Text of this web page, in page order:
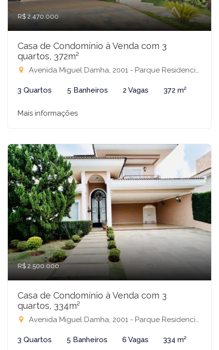
R$ 2.470.000
Casa de Condomínio à Venda com 3
quartos, 372m²
Avenida Miguel Damha, 2001 - Parque Residencial Damha III, São José do Rio Preto-SP
3 Quartos 5 Banheiros 2 Vagas 372 m²
Mais informações
R$ 2.500.000
Casa de Condomínio à Venda com 3
quartos, 334m²
Avenida Miguel Damha, 2001 - Parque Residencial Damha III, São José do Rio Preto-SP
3 Quartos 5 Banheiros 6 Vagas 334 m²